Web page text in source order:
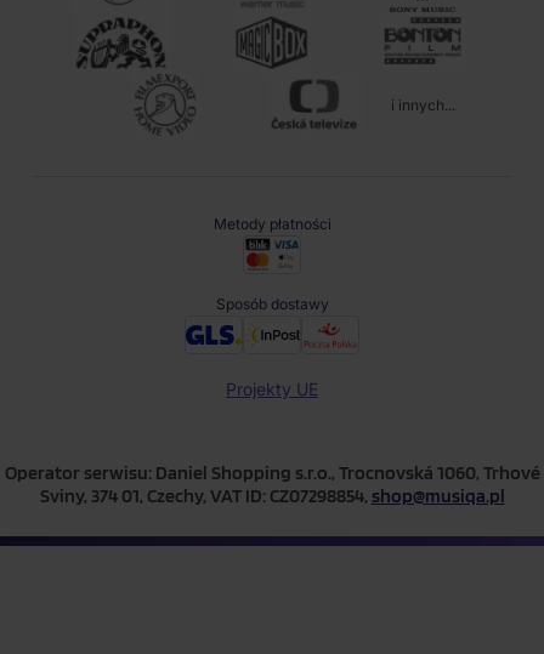
Jesteśmy dostawcą marek:
Metody płatności
Sposób dostawy
Projekty UE